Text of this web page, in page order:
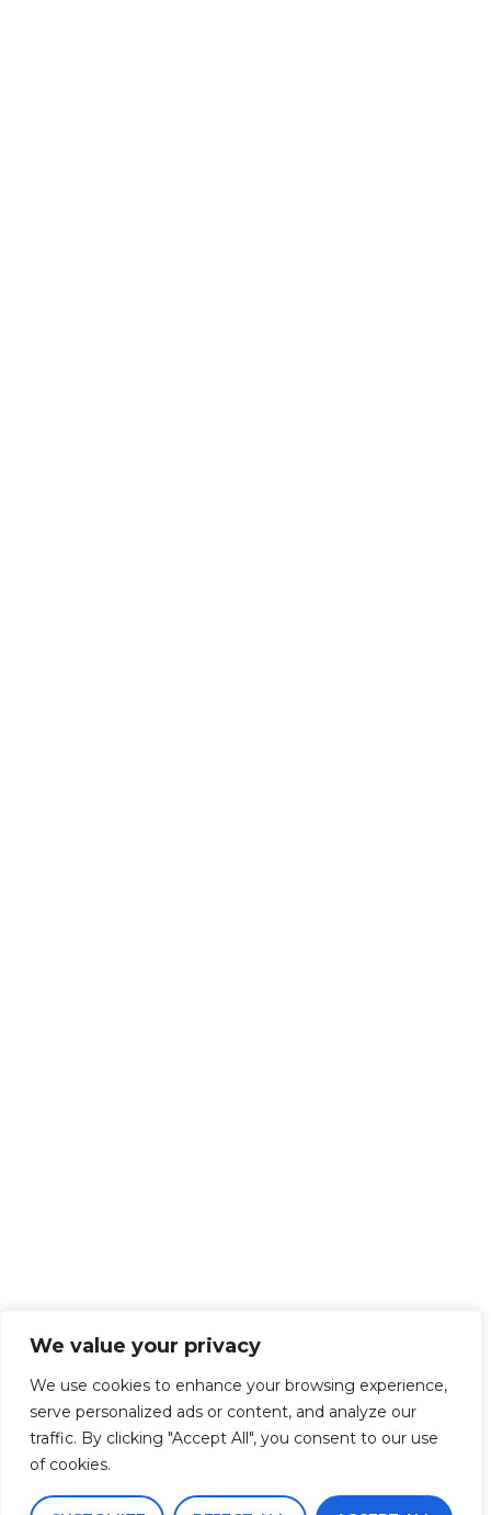
We value your privacy
We use cookies to enhance your browsing experience,
serve personalized ads or content, and analyze our
traffic. By clicking "Accept All", you consent to our use
of cookies.